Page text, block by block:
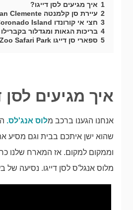
1 איך מגיעים לסן דייגו?
2 עיירת סן קלמנטה San Clemente
3 חצי אי קורונדו Coronado Island
4 בריכות הגאות ומגדלור בקברילו Cabrillo
5 ספארי סן דייגו San Diego Zoo Safari Park
איך מגיעים לסן
אנחנו הגענו ברכב מלוס אנג'לס.
שהוא ישן איתכם בבית וגם מסיע
וממקום למקום. אז המארח שלנו
מלוס אנגל'ס לסן דייגו. נסיעה